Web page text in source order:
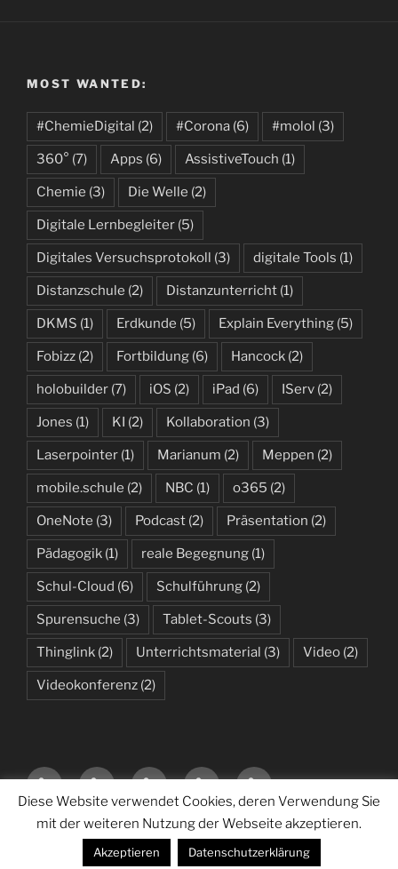
MOST WANTED:
#ChemieDigital (2) #Corona (6) #molol (3)
360° (7) Apps (6) AssistiveTouch (1)
Chemie (3) Die Welle (2)
Digitale Lernbegleiter (5)
Digitales Versuchsprotokoll (3) digitale Tools (1)
Distanzschule (2) Distanzunterricht (1)
DKMS (1) Erdkunde (5) Explain Everything (5)
Fobizz (2) Fortbildung (6) Hancock (2)
holobuilder (7) iOS (2) iPad (6) IServ (2)
Jones (1) KI (2) Kollaboration (3)
Laserpointer (1) Marianum (2) Meppen (2)
mobile.schule (2) NBC (1) o365 (2)
OneNote (3) Podcast (2) Präsentation (2)
Pädagogik (1) reale Begegnung (1)
Schul-Cloud (6) Schulführung (2)
Spurensuche (3) Tablet-Scouts (3)
Thinglink (2) Unterrichtsmaterial (3) Video (2)
Videokonferenz (2)
Startseite
–
Das
Neue
Medien
im
Unterricht
SonstigesDatenschutzerklärung
Über
mich
…
Datenschutzerklärung Stolz präsentiert von WordPress
Diese Website verwendet Cookies, deren Verwendung Sie
mit der weiteren Nutzung der Webseite akzeptieren.
Akzeptieren Datenschutzerklärung